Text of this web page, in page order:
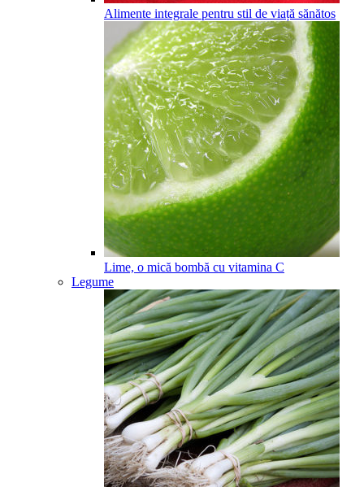
Alimente integrale pentru stil de viață sănătos
Lime, o mică bombă cu vitamina C
Legume